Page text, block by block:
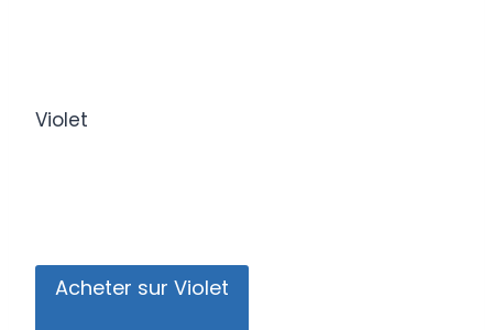
Violet
Acheter sur Violet